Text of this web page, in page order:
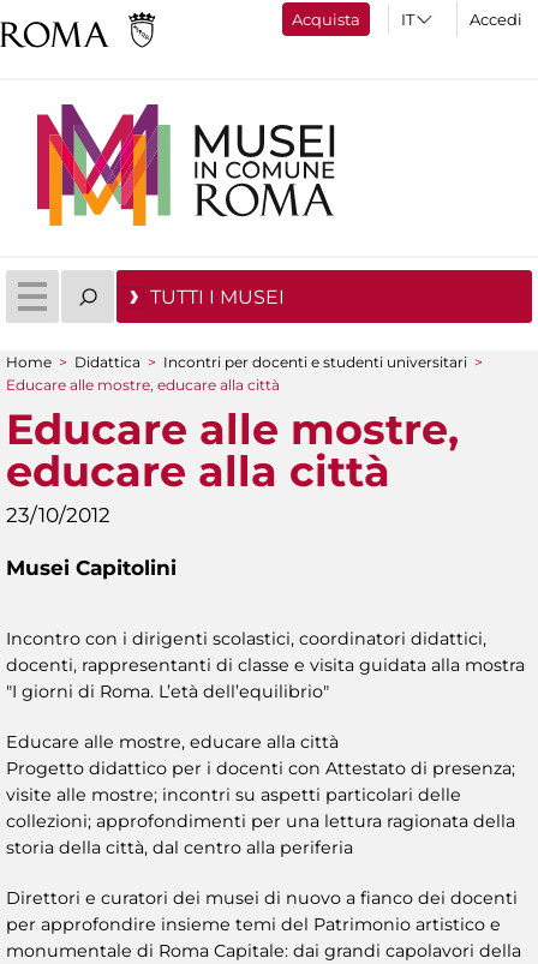
Acquista Accedi
TUTTI I MUSEI
Tu sei qui
Home > Didattica > Incontri per docenti e studenti universitari >
Educare alle mostre, educare alla città
Educare alle mostre,
educare alla città
23/10/2012
Musei Capitolini
Incontro con i dirigenti scolastici, coordinatori didattici,
docenti, rappresentanti di classe e visita guidata alla mostra
"I giorni di Roma. L’età dell’equilibrio"
Educare alle mostre, educare alla città
Progetto didattico per i docenti con Attestato di presenza;
visite alle mostre; incontri su aspetti particolari delle
collezioni; approfondimenti per una lettura ragionata della
storia della città, dal centro alla periferia
Direttori e curatori dei musei di nuovo a fianco dei docenti
per approfondire insieme temi del Patrimonio artistico e
monumentale di Roma Capitale: dai grandi capolavori della